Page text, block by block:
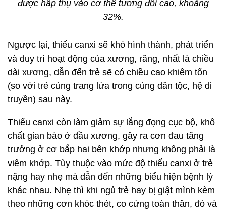
được hấp thụ vào cơ thể tương đối cao, khoảng
32%.
Ngược lại, thiếu canxi sẽ khó hình thành, phát triển
và duy trì hoạt động của xương, răng, nhất là chiều
dài xương, dẫn đến trẻ sẽ có chiều cao khiêm tốn
(so với trẻ cùng trang lứa trong cùng dân tộc, hệ di
truyền) sau này.
Thiếu canxi còn làm giảm sự lắng đọng cục bộ, khô
chất gian bào ở đầu xương, gây ra cơn đau tăng
trưởng ở cơ bắp hai bên khớp nhưng không phải là
viêm khớp. Tùy thuộc vào mức độ thiếu canxi ở trẻ
nặng hay nhẹ mà dẫn đến những biểu hiện bệnh lý
khác nhau. Nhẹ thì khi ngủ trẻ hay bị giật mình kèm
theo những cơn khóc thét, co cứng toàn thân, đỏ và